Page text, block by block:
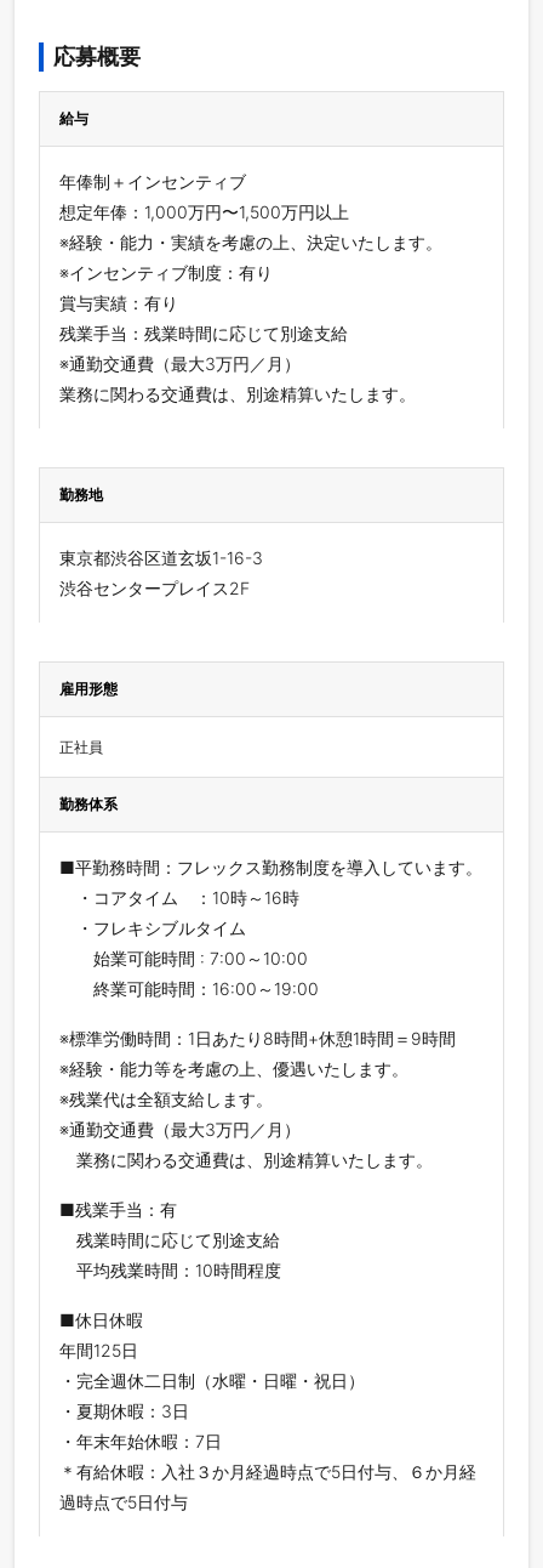
応募概要
給与
年俸制＋インセンティブ
想定年俸：1,000万円〜1,500万円以上
※経験・能力・実績を考慮の上、決定いたします。
※インセンティブ制度：有り
賞与実績：有り
残業手当：残業時間に応じて別途支給
※通勤交通費（最大3万円／月）
業務に関わる交通費は、別途精算いたします。
勤務地
東京都渋谷区道玄坂1-16-3
渋谷センタープレイス2F
雇用形態
正社員
勤務体系
■平勤務時間：フレックス勤務制度を導入しています。
・コアタイム ：10時～16時
・フレキシブルタイム
始業可能時間 : 7:00～10:00
終業可能時間：16:00～19:00
※標準労働時間：1⽇あたり8時間+休憩1時間＝9時間
※経験・能力等を考慮の上、優遇いたします。
※残業代は全額支給します。
※通勤交通費（最大3万円／月）
業務に関わる交通費は、別途精算いたします。
■残業手当：有
残業時間に応じて別途支給
平均残業時間：10時間程度
■休日休暇
年間125日
・完全週休二日制（水曜・日曜・祝日）
・夏期休暇：3日
・年末年始休暇：7日
＊有給休暇：入社３か月経過時点で5日付与、６か月経
過時点で5日付与